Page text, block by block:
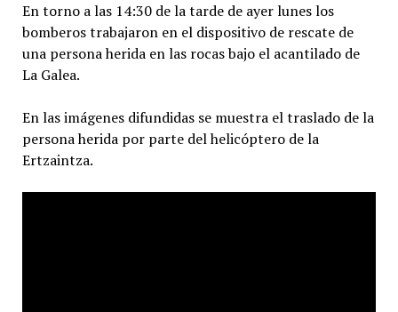
En torno a las 14:30 de la tarde de ayer lunes los
bomberos trabajaron en el dispositivo de rescate de
una persona herida en las rocas bajo el acantilado de
La Galea.
En las imágenes difundidas se muestra el traslado de la
persona herida por parte del helicóptero de la
Ertzaintza.